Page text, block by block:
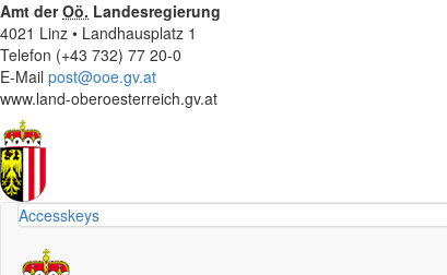
Amt derOö. Landesregierung
4021 Linz • Landhausplatz 1
Telefon (+43 732) 77 20-0
E-Mail post@ooe.gv.at
www.land-oberoesterreich.gv.at
Accesskeys